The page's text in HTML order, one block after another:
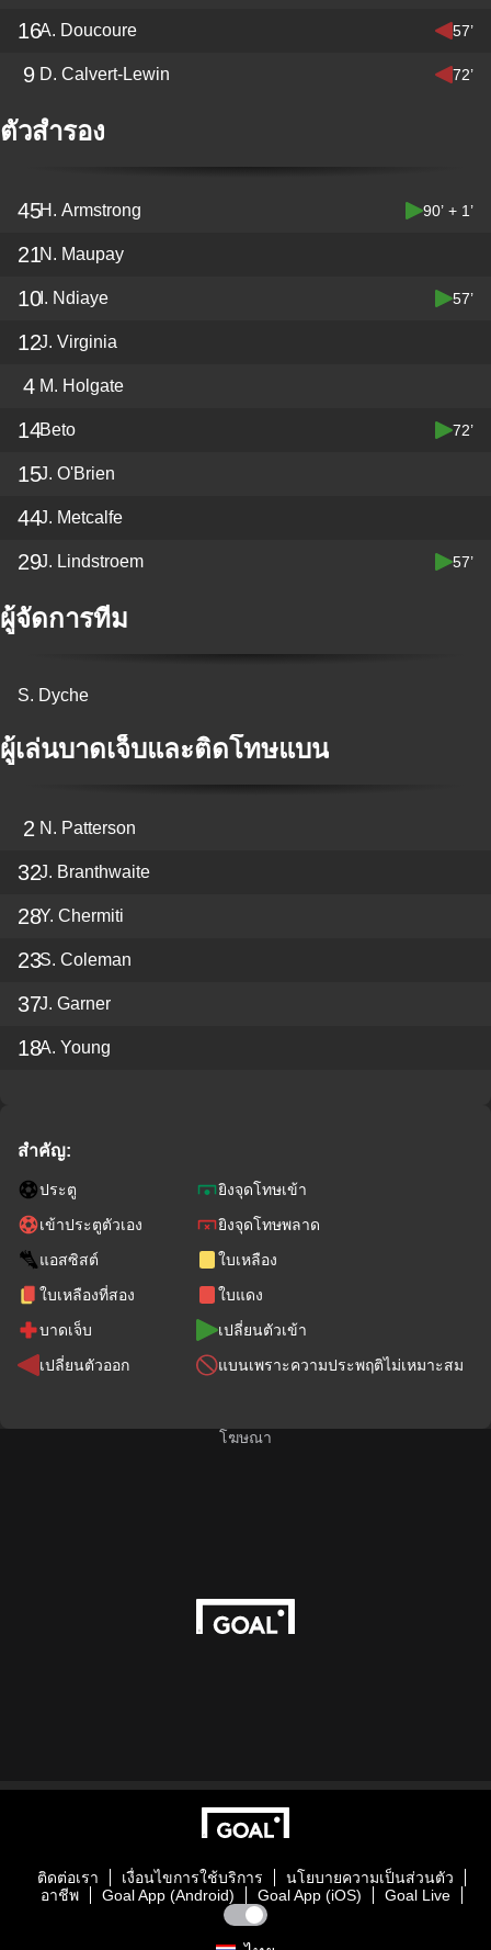
16A. Doucoure 57’
9 D. Calvert-Lewin 72’
ตัวสำรอง
45H. Armstrong 90’ + 1’
21N. Maupay
10I. Ndiaye 57’
12J. Virginia
4 M. Holgate
14Beto 72’
15J. O'Brien
44J. Metcalfe
29J. Lindstroem 57’
ผู้จัดการทีม
S. Dyche
ผู้เล่นบาดเจ็บและติดโทษแบน
2 N. Patterson
32J. Branthwaite
28Y. Chermiti
23S. Coleman
37J. Garner
18A. Young
สำคัญ:
ประตู
ยิงจุดโทษเข้า
เข้าประตูตัวเอง
ยิงจุดโทษพลาด
แอสซิสต์
ใบเหลือง
ใบเหลืองที่สอง
ใบแดง
บาดเจ็บ
เปลี่ยนตัวเข้า
เปลี่ยนตัวออก
แบนเพราะความประพฤติไม่เหมาะสม
โฆษณา
ติดต่อเรา เงื่อนไขการใช้บริการ
นโยบายความเป็นส่วนตัว
อาชีพ
Goal App (Android) Goal App (iOS) Goal Live